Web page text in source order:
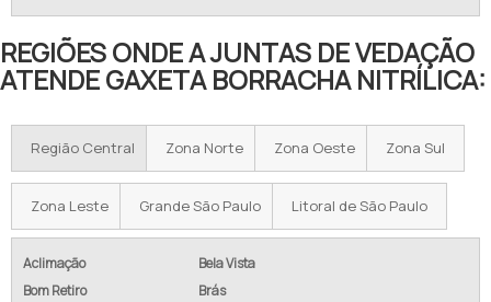
REGIÕES ONDE A JUNTAS DE VEDAÇÃO
ATENDE GAXETA BORRACHA NITRÍLICA:
Região Central Zona Norte Zona Oeste Zona Sul
Zona Leste Grande São Paulo Litoral de São Paulo
Aclimação
Bela Vista
Bom Retiro
Brás